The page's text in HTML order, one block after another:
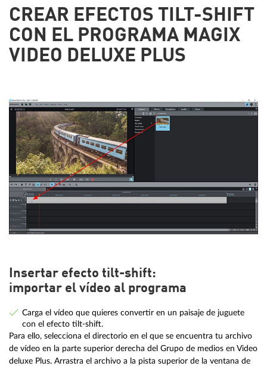
CREAR EFECTOS TILT-SHIFT
CON EL PROGRAMA MAGIX
VIDEO DELUXE PLUS
Insertar efecto tilt-shift:
importar el vídeo al programa
Carga el vídeo que quieres convertir en un paisaje de juguete
con el efecto tilt-shift.
Para ello, selecciona el directorio en el que se encuentra tu archivo
de vídeo en la parte superior derecha del Grupo de medios en Video
deluxe Plus. Arrastra el archivo a la pista superior de la ventana de